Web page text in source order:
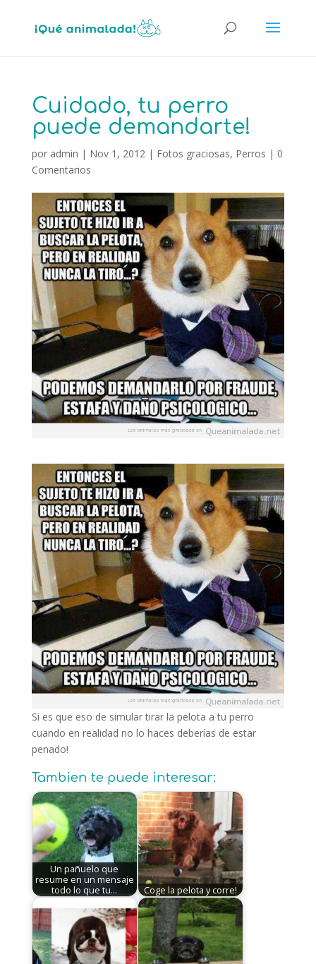
Cuidado, tu perro
puede demandarte!
por admin | Nov 1, 2012| Fotos graciosas, Perros | 0
Comentarios
Si es que eso de simular tirar la pelota a tu perro
cuando en realidad no lo haces deberías de estar
penado!
Tambien te puede interesar:
Un pañuelo que
resume en un mensaje
todo lo que tu…
Coge la pelota y corre!